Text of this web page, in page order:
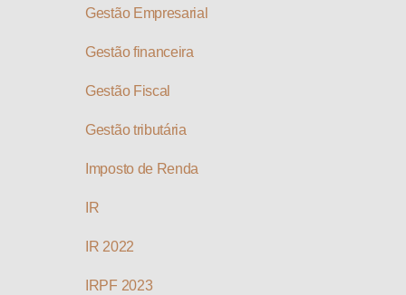
Gestão Empresarial
Gestão financeira
Gestão Fiscal
Gestão tributária
Imposto de Renda
IR
IR 2022
IRPF 2023